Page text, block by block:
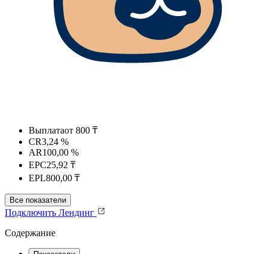
Выплатаот 800 ₸
CR3,24 %
AR100,00 %
EPC25,92 ₸
EPL800,00 ₸
Все показатели
Подключить Лендинг
Содержание